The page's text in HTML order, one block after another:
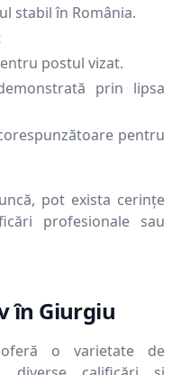
stabil în România.
postul vizat.
prin lipsa
pentru
pot exista cerințe
profesionale sau
în Giurgiu
o varietate de